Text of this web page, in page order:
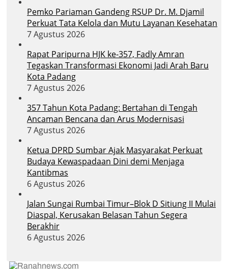
Pemko Pariaman Gandeng RSUP Dr. M. Djamil
Perkuat Tata Kelola dan Mutu Layanan Kesehatan
7 Agustus 2026
Rapat Paripurna HJK ke-357, Fadly Amran
Tegaskan Transformasi Ekonomi Jadi Arah Baru
Kota Padang
7 Agustus 2026
357 Tahun Kota Padang: Bertahan di Tengah
Ancaman Bencana dan Arus Modernisasi
7 Agustus 2026
Ketua DPRD Sumbar Ajak Masyarakat Perkuat
Budaya Kewaspadaan Dini demi Menjaga
Kantibmas
6 Agustus 2026
Jalan Sungai Rumbai Timur–Blok D Sitiung II Mulai
Diaspal, Kerusakan Belasan Tahun Segera
Berakhir
6 Agustus 2026